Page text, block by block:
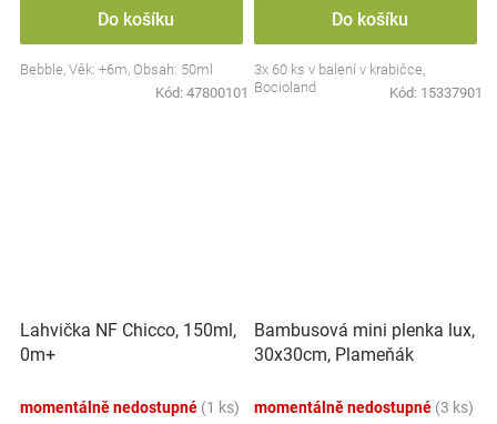
Do košíku
Bebble, Věk: +6m, Obsah: 50ml
Kód: 47800101
Do košíku
3x 60 ks v balení v krabičce,
Bocioland
Kód: 15337901
Lahvička NF Chicco, 150ml,
0m+
momentálně nedostupné (1 ks)
Bambusová mini plenka lux,
30x30cm, Plameňák
momentálně nedostupné (3 ks)